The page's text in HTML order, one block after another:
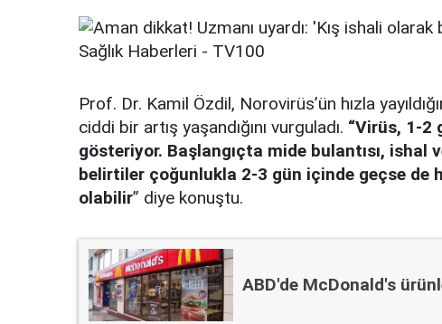
Prof. Dr. Kamil Özdil, Norovirüs’ün hızla
ciddi bir artış yaşandığını vurguladı. “Virüs, 1-2
gösteriyor. Başlangıçta mide bulantısı,
belirtiler çoğunlukla 2-3 gün içinde geçse de
olabilir” diye konuştu.
ABD'de McDonald's